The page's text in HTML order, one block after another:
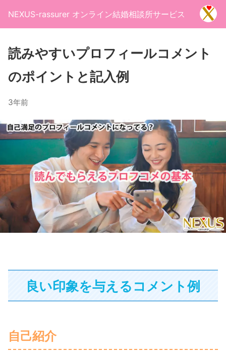
NEXUS-rassurer オンライン結婚相談所サービス
読みやすいプロフィールコメント
のポイントと記入例
3年前
良い印象を与えるコメント例
自己紹介